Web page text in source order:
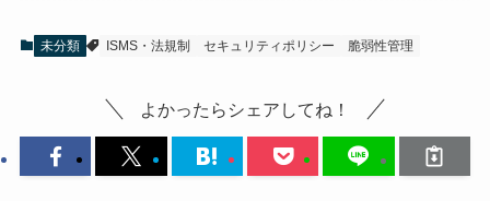
未分類 ISMS・法規制 セキュリティポリシー 脆弱性管理
よかったらシェアしてね！